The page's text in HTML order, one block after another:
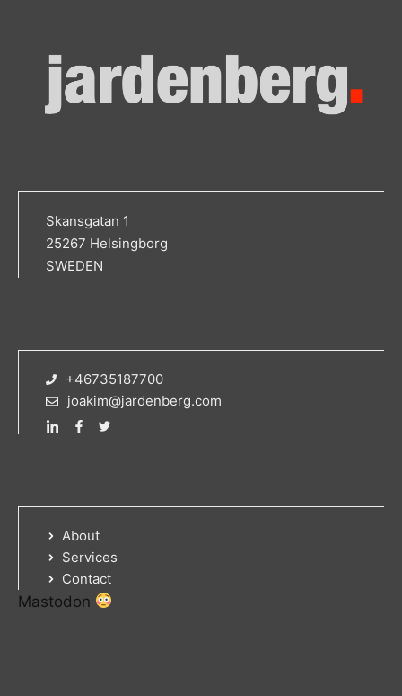
Skansgatan 1
25267 Helsingborg
SWEDEN
+46735187700
joakim@jardenberg.com
About
Services
Contact
Mastodon